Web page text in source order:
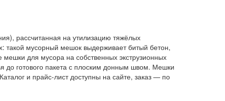
рассчитанная на утилизацию тяжёлых
такой мусорный мешок выдерживает битый бетон,
для мусора на собственных экструзионных
до готового пакета с плоским донным швом. Мешки
и прайс-лист доступны на сайте, заказ — по